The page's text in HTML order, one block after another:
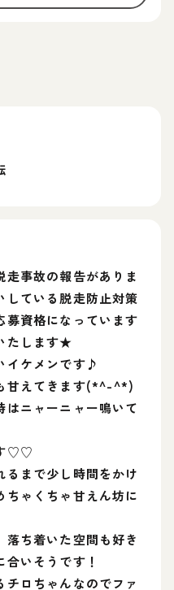
事故の報告がありま
している脱走防止対策
募資格になっています
たします★
イケメンです♪
甘えてきます(*^-^*)
はニャーニャー鳴いて
♡♡
まで少し時間をかけ
ちゃくちゃ甘えん坊に
ち着いた空間も好き
いそうです！
ロちゃんなのでファ